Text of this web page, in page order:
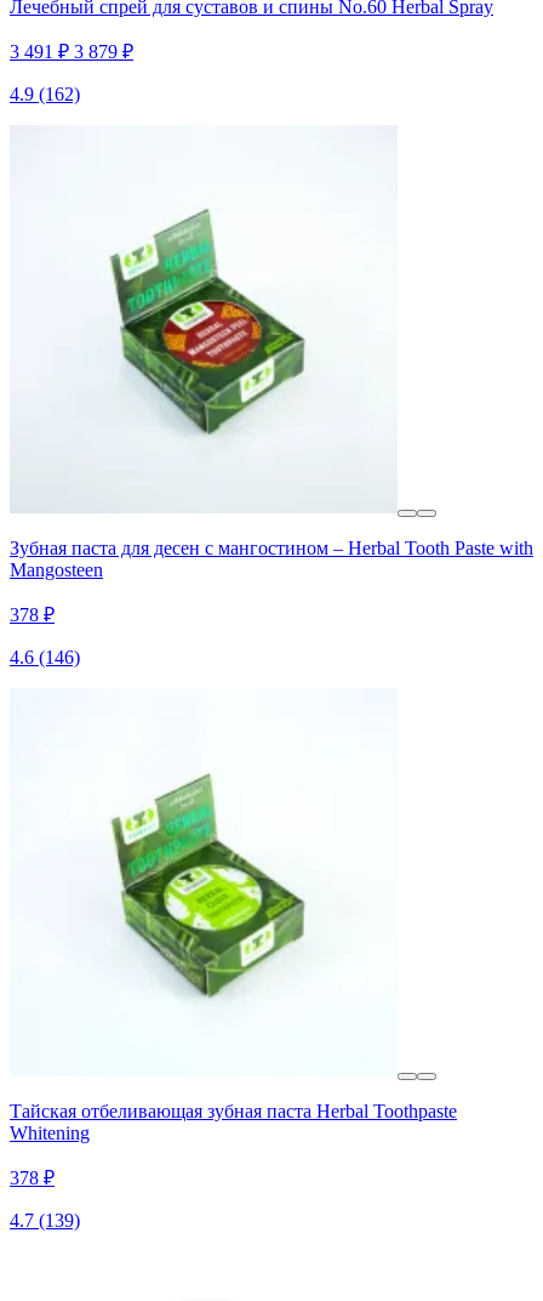
Лечебный спрей для суставов и спины No.60 Herbal Spray
3 491 ₽ 3 879 ₽
4.9 (162)
Зубная паста для десен с мангостином – Herbal Tooth Paste with
Mangosteen
378 ₽
4.6 (146)
Тайская отбеливающая зубная паста Herbal Toothpaste
Whitening
378 ₽
4.7 (139)